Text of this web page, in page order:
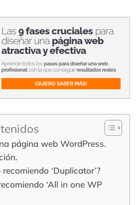
página web WordPress.
‘Duplicator’?
‘All in one WP